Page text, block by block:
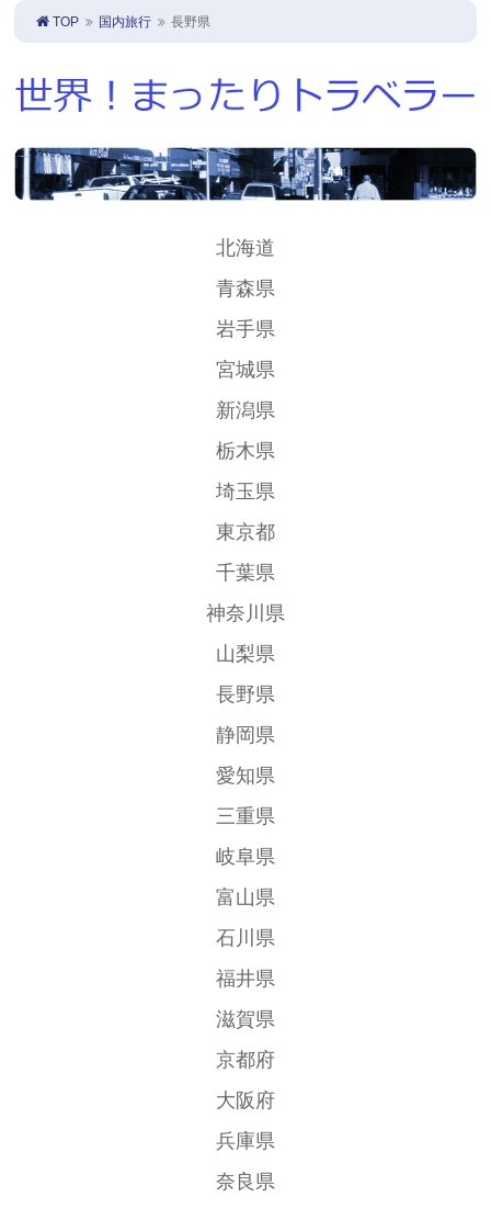
TOP 国内旅行 長野県
北海道
青森県
岩手県
宮城県
新潟県
栃木県
埼玉県
東京都
千葉県
神奈川県
山梨県
長野県
静岡県
愛知県
三重県
岐阜県
富山県
石川県
福井県
滋賀県
京都府
大阪府
兵庫県
奈良県